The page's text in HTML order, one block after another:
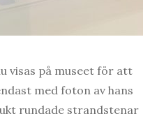
visas på museet för att
med foton av hans
rundade strandstenar